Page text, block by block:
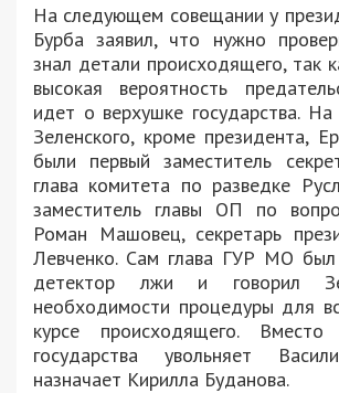
На следующем совещании у
Бурба заявил, что нужно
знал детали происходящего, так
высокая вероятность
идет о верхушке государства.
Зеленского, кроме президента,
были первый заместитель
глава комитета по разведке
заместитель главы ОП по
Роман Машовец, секретарь
Левченко. Сам глава ГУР МО был
детектор лжи и говорил
необходимости процедуры для
курсе происходящего. Вместо
государства увольняет
назначает Кирилла Буданова.